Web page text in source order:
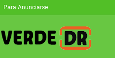
Para Anunciarse